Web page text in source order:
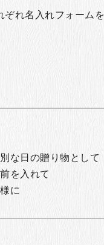
ぞれ名入れフォーム
な日の贈り物として
を入れて
に